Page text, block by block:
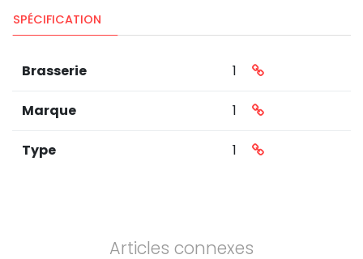
SPÉCIFICATION
Brasserie 1
Marque 1
Type 1
Articles connexes